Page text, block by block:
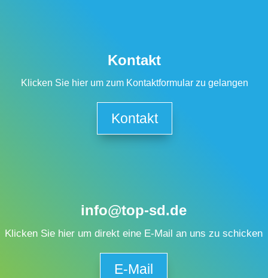
Kontakt
Klicken Sie hier um zum Kontaktformular zu gelangen
Kontakt
info@top-sd.de
Klicken Sie hier um direkt eine E-Mail an uns zu schicken
E-Mail